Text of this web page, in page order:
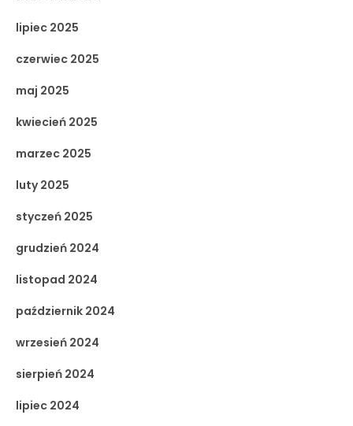
lipiec 2025
czerwiec 2025
maj 2025
kwiecień 2025
marzec 2025
luty 2025
styczeń 2025
grudzień 2024
listopad 2024
październik 2024
wrzesień 2024
sierpień 2024
lipiec 2024